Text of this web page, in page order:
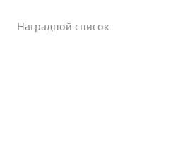
Наградной список